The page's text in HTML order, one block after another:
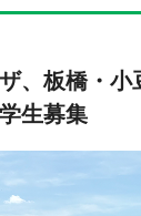
、板橋・
生募集